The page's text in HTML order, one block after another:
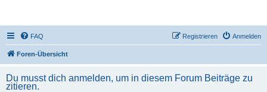
FAQ Anmelden
Registrieren
Foren-Übersicht
Du musst dich anmelden, um in diesem Forum Beiträge zu
zitieren.